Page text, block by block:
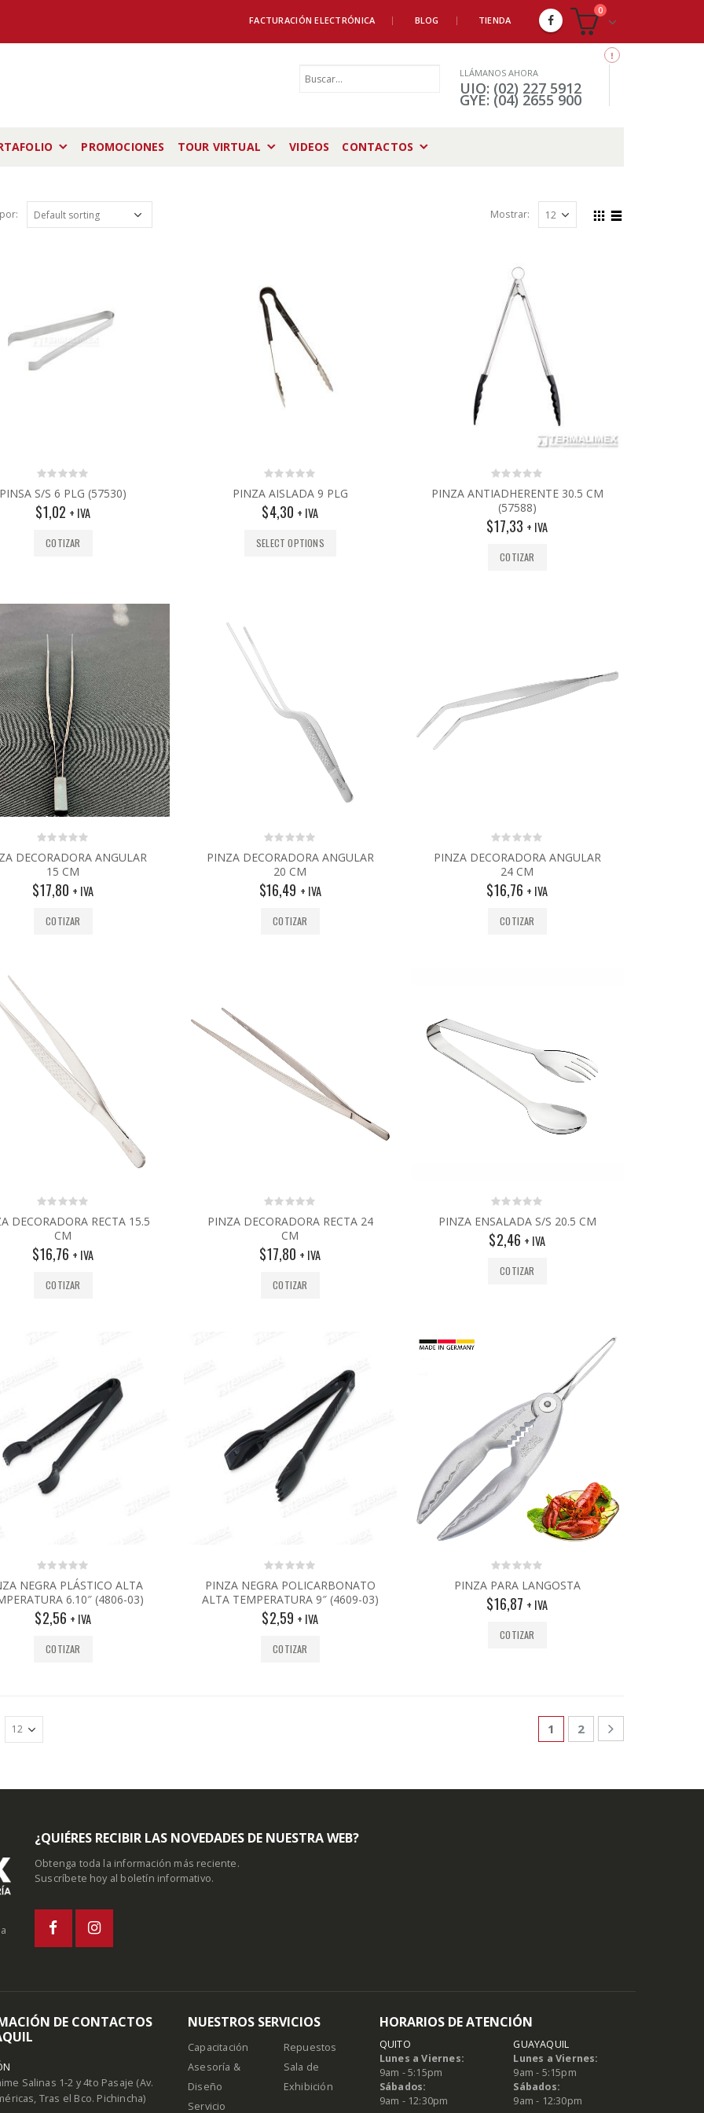
FACTURACIÓN ELECTRÓNICA BLOG TIENDA
0
LLÁMANOS AHORA
UIO: (02) 227 5912
GYE: (04) 2655 900
PROMOCIONES TOUR VIRTUAL VIDEOS CONTACTOS
Mostrar:
0
out
of
5
PINSA S/S 6 PLG (57530)
$1,02 + IVA
COTIZAR
out
of
5
PINZA AISLADA 9 PLG
$4,30 + IVA
SELECT OPTIONS
0
out
of
5
PINZA ANTIADHERENTE 30.5 CM
(57588)
$17,33 + IVA
COTIZAR
0
out
of
5
DECORADORA ANGULAR
15 CM
$17,80 + IVA
COTIZAR
0
out
of
5
PINZA DECORADORA ANGULAR
20 CM
$16,49 + IVA
COTIZAR
0
out
of
5
PINZA DECORADORA ANGULAR
24 CM
$16,76 + IVA
COTIZAR
0
out
5
DECORADORA RECTA 15.5
CM
$16,76 + IVA
COTIZAR
0
out
5
PINZA DECORADORA RECTA 24
CM
$17,80 + IVA
COTIZAR
0
out
of
5
PINZA ENSALADA S/S 20.5 CM
$2,46 + IVA
COTIZAR
0
out
of
5
NEGRA PLÁSTICO ALTA
6.10″ (4806-03)
$2,56 + IVA
COTIZAR
0
out
of
5
PINZA NEGRA POLICARBONATO
ALTA TEMPERATURA 9″ (4609-03)
$2,59 + IVA
COTIZAR
0
out
of
5
PINZA PARA LANGOSTA
$16,87 + IVA
COTIZAR
1 2
¿QUIÉRES RECIBIR LAS NOVEDADES DE NUESTRA WEB?
Obtenga toda la información más reciente.
Suscríbete hoy al boletín informativo.
DE CONTACTOS
Salinas 1-2 y 4to Pasaje (Av.
Tras el Bco. Pichincha)
NUESTROS SERVICIOS
Capacitación
Asesoría &
Diseño
Servicio
Repuestos
Sala de
Exhibición
HORARIOS DE ATENCIÓN
QUITO
Lunes a Viernes:
9am - 5:15pm
Sábados:
9am - 12:30pm
GUAYAQUIL
Lunes a Viernes:
9am - 5:15pm
Sábados:
9am - 12:30pm